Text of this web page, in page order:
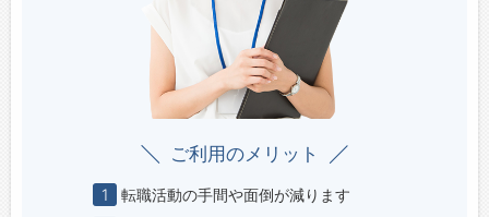
ご利用のメリット
1
転職活動の手間や面倒が減ります